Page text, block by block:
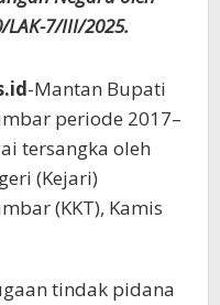
7/III/2025.
-Mantan Bupati
periode 2017–
tersangka oleh
(Kejari)
(KKT), Kamis
tindak pidana